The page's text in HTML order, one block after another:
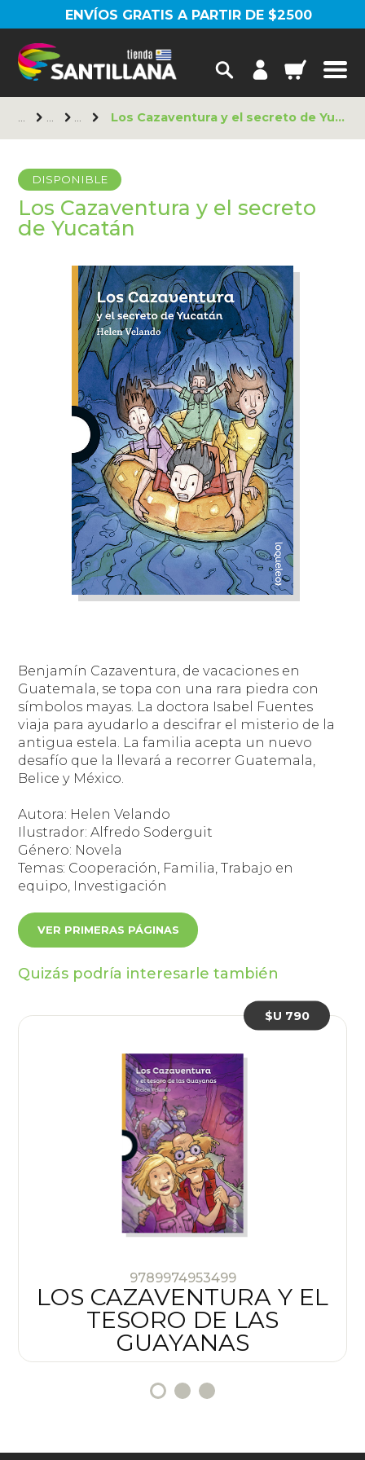
ENVÍOS GRATIS A PARTIR DE $2500
Los Cazaventura y el secreto de Yucatán
DISPONIBLE
Los Cazaventura y el secreto
de Yucatán
Benjamín Cazaventura, de vacaciones en
Guatemala, se topa con una rara piedra con
símbolos mayas. La doctora Isabel Fuentes
viaja para ayudarlo a descifrar el misterio de la
antigua estela. La familia acepta un nuevo
desafío que la llevará a recorrer Guatemala,
Belice y México.
Autora: Helen Velando
Ilustrador: Alfredo Soderguit
Género: Novela
Temas: Cooperación, Familia, Trabajo en
equipo, Investigación
VER PRIMERAS PÁGINAS
Quizás podría interesarle también
9789974953499
LOS CAZAVENTURA Y EL
TESORO DE LAS
GUAYANAS
$U 790